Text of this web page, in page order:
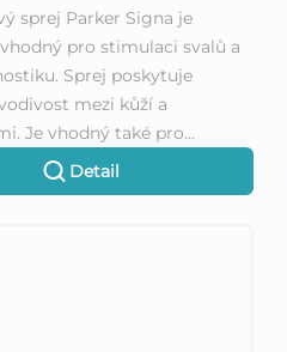
Detail
sprej Parker Signa je
pro stimulaci svalů a
Sprej poskytuje
mezi kůží a
Je vhodný také pro...